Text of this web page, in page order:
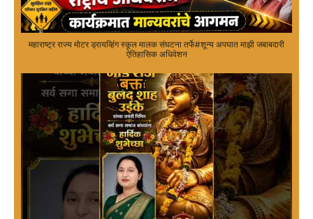
महाराष्ट्र राज्य मोटर ड्रायव्हिंग स्कूल मालक संघटना तर्फे#शून्य अपघात माझी जबाबदारी
ऐतिहासिक अधिवेशन